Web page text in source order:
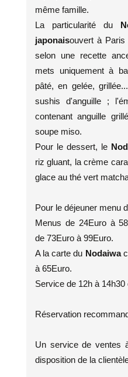
même famille.
La particularité du
japonaisouvert à
selon une recette
mets uniquement à
pâté, en gelée,
sushis d'anguille ;
contenant anguille
soupe miso.
Pour le dessert, le
riz gluant, la crème
glace au thé vert
Pour le déjeuner menu
Menus de 24Euro à
de 73Euro à 99Euro.
A la carte du Nodaiwa
à 65Euro.
Service de 12h à 14h30
Réservation
Un service de ventes
disposition de la